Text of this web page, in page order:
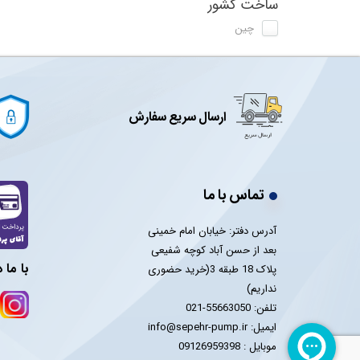
ساخت کشور
چین
ارسال سریع سفارش
تماس با ما
آدرس دفتر: خیابان امام خمینی
بعد از حسن آباد کوچه شفیعی
پلاک 18 طبقه 3(خرید حضوری
نداریم)
تلفن: 55663050-021
ایمیل: info@sepehr-pump.ir
​​​​​​​موبایل : 09126959398
با